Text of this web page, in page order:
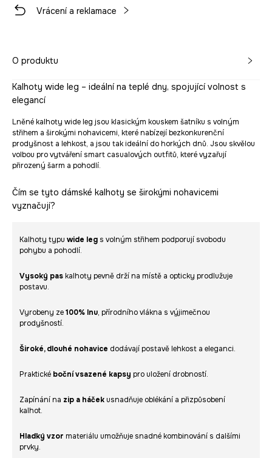
Vrácení a reklamace
O produktu
Kalhoty wide leg – ideální na teplé dny, spojující volnost s
elegancí
Lněné kalhoty wide leg jsou klasickým kouskem šatníku s volným
střihem a širokými nohavicemi, které nabízejí bezkonkurenční
prodyšnost a lehkost, a jsou tak ideální do horkých dnů. Jsou skvělou
volbou pro vytváření smart casualových outfitů, které vyzařují
přirozený šarm a pohodlí.
Čím se tyto dámské kalhoty se širokými nohavicemi
vyznačují?
Kalhoty typu wide leg s volným střihem podporují svobodu
pohybu a pohodlí.
Vysoký pas kalhoty pevně drží na místě a opticky prodlužuje
postavu.
Vyrobeny ze100% lnu, přírodního vlákna s výjimečnou
prodyšností.
Široké, dlouhé nohavice dodávají postavě lehkost a eleganci.
Praktické boční vsazené kapsy pro uložení drobností.
Zapínání na zip a háček usnadňuje oblékání a přizpůsobení
kalhot.
Hladký vzor materiálu umožňuje snadné kombinování s dalšími
prvky.